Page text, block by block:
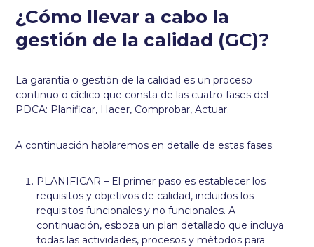
¿Cómo llevar a cabo la
gestión de la calidad (GC)?
La garantía o gestión de la calidad es un proceso
continuo o cíclico que consta de las cuatro fases del
PDCA: Planificar, Hacer, Comprobar, Actuar.
A continuación hablaremos en detalle de estas fases:
PLANIFICAR – El primer paso es establecer los
requisitos y objetivos de calidad, incluidos los
requisitos funcionales y no funcionales. A
continuación, esboza un plan detallado que incluya
todas las actividades, procesos y métodos para